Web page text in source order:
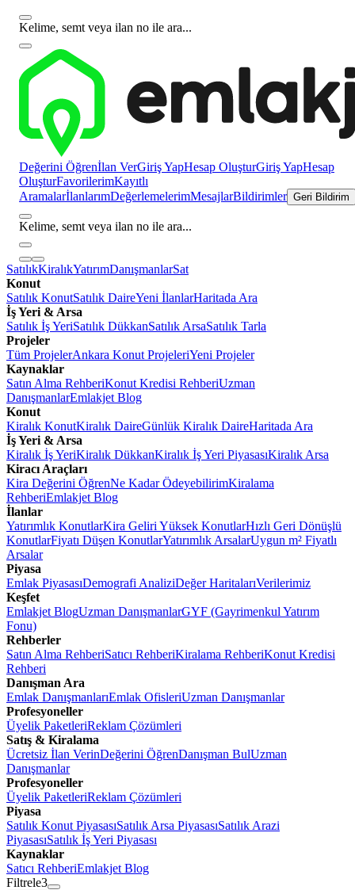
Kelime, semt veya ilan no ile ara...
Değerini Öğrenİlan VerGiriş YapHesap OluşturGiriş YapHesap
OluşturFavorilerimKayıtlı
AramalarİlanlarımDeğerlemelerimMesajlarBildirimler Geri Bildirim
Kelime, semt veya ilan no ile ara...
SatılıkKiralıkYatırımDanışmanlarSat
Konut
Satılık KonutSatılık DaireYeni İlanlarHaritada Ara
İş Yeri & Arsa
Satılık İş YeriSatılık DükkanSatılık ArsaSatılık Tarla
Projeler
Tüm ProjelerAnkara Konut ProjeleriYeni Projeler
Kaynaklar
Satın Alma RehberiKonut Kredisi RehberiUzman
DanışmanlarEmlakjet Blog
Konut
Kiralık KonutKiralık DaireGünlük Kiralık DaireHaritada Ara
İş Yeri & Arsa
Kiralık İş YeriKiralık DükkanKiralık İş Yeri PiyasasıKiralık Arsa
Kiracı Araçları
Kira Değerini ÖğrenNe Kadar ÖdeyebilirimKiralama
RehberiEmlakjet Blog
İlanlar
Yatırımlık KonutlarKira Geliri Yüksek KonutlarHızlı Geri Dönüşlü
KonutlarFiyatı Düşen KonutlarYatırımlık ArsalarUygun m² Fiyatlı
Arsalar
Piyasa
Emlak PiyasasıDemografi AnaliziDeğer HaritalarıVerilerimiz
Keşfet
Emlakjet BlogUzman DanışmanlarGYF (Gayrimenkul Yatırım
Fonu)
Rehberler
Satın Alma RehberiSatıcı RehberiKiralama RehberiKonut Kredisi
Rehberi
Danışman Ara
Emlak DanışmanlarıEmlak OfisleriUzman Danışmanlar
Profesyoneller
Üyelik PaketleriReklam Çözümleri
Satış & Kiralama
Ücretsiz İlan VerinDeğerini ÖğrenDanışman BulUzman
Danışmanlar
Profesyoneller
Üyelik PaketleriReklam Çözümleri
Piyasa
Satılık Konut PiyasasıSatılık Arsa PiyasasıSatılık Arazi
PiyasasıSatılık İş Yeri Piyasası
Kaynaklar
Satıcı RehberiEmlakjet Blog
Filtrele3